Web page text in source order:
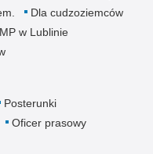
Dla cudzoziemców
w Lublinie
Posterunki
Oficer prasowy